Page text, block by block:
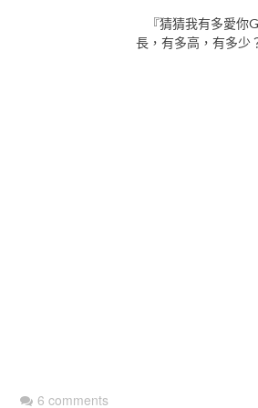
6 comments
『猜猜我有多愛你
長，有多高，有多少